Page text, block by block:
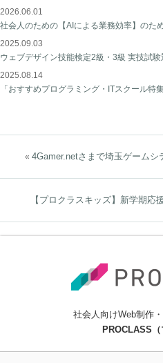
2026.06.01
社会人のための【AIによる業務効率】のた
2025.09.03
ウェブデザイン技能検定2級・3級 実技試験
2025.08.14
「おすすめプログラミング・ITスクール特
« 4Gamer.netさまで埼玉ゲームシ
【プロクラスキッズ】新学期応
社会人向けWeb制作
PROCLASS（